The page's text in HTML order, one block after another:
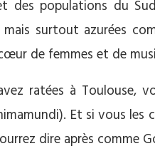
des populations du
surtout azurées
de femmes et de
ratées à Toulouse,
Et si vous les
dire après comme